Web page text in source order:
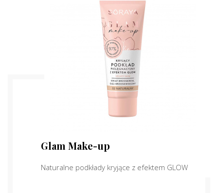
Glam Make-up
Naturalne podkłady kryjące z efektem GLOW